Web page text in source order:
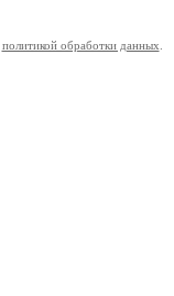
политикой обработки данных